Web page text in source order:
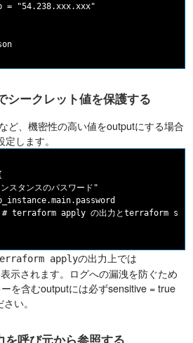
= "54.238.xxx.xxx"
ークレット値を保護する
ど、機密性の高い値をoutputにする場合
定します。
タンスのパスワード"
terraform apply の出力とterraform show
applyの出力上では
示されます。ログへの漏洩を防ぐため
を含むoutputには必ずsensitive = true
い。
呼び元から参照する